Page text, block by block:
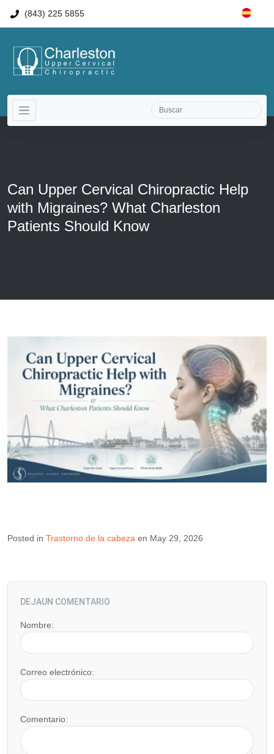
(843) 225 5855
Can Upper Cervical Chiropractic Help
with Migraines? What Charleston
Patients Should Know
Posted in Trastorno de la cabeza en May 29, 2026
DEJAUN COMENTARIO
Nombre:
Correo electrónico:
Comentario: